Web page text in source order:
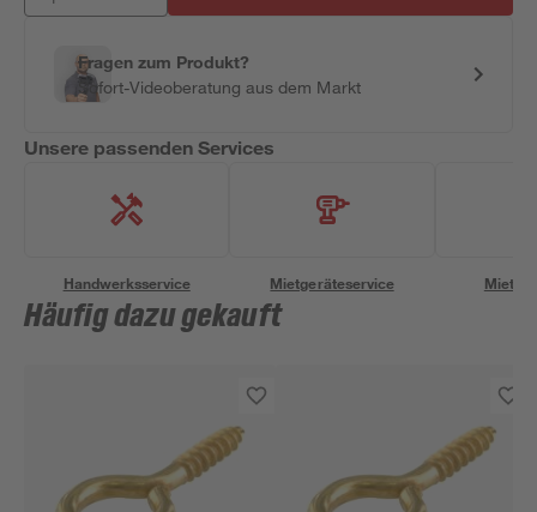
Fragen zum Produkt?
Sofort-Videoberatung aus dem Markt
Unsere passenden Services
Handwerksservice Mietgeräteservice
Häufig dazu gekauft